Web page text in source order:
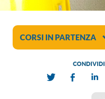
CORSI IN PARTENZA
CONDIVIDI